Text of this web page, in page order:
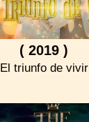
( 2019 )
El triunfo de vivir